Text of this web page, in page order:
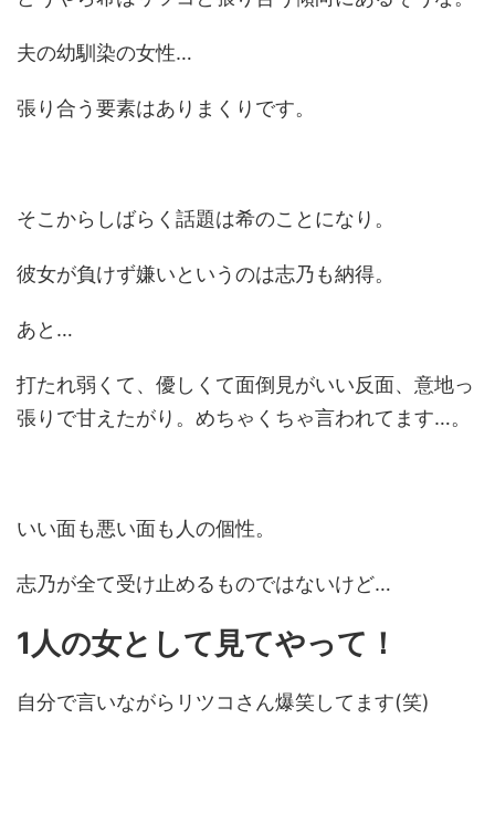
夫の幼馴染の女性…
張り合う要素はありまくりです。
そこからしばらく話題は希のことになり。
彼女が負けず嫌いというのは志乃も納得。
あと…
打たれ弱くて、優しくて面倒見がいい反面、意地っ
張りで甘えたがり。めちゃくちゃ言われてます…。
いい面も悪い面も人の個性。
志乃が全て受け止めるものではないけど…
1人の女として見てやって！
自分で言いながらリツコさん爆笑してます(笑)